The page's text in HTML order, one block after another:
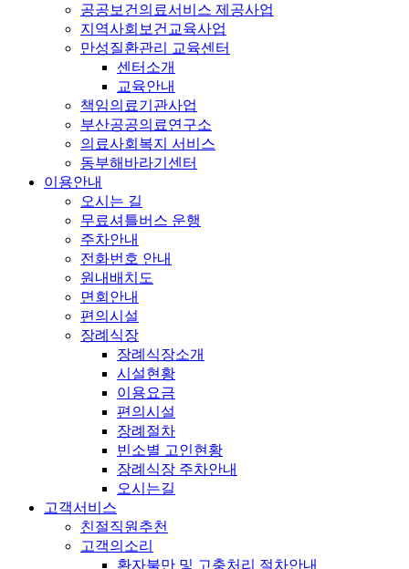
공공보건의료서비스 제공사업
지역사회보건교육사업
만성질환관리 교육센터
센터소개
교육안내
책임의료기관사업
부산공공의료연구소
의료사회복지 서비스
동부해바라기센터
이용안내
오시는 길
무료셔틀버스 운행
주차안내
전화번호 안내
원내배치도
면회안내
편의시설
장례식장
장례식장소개
시설현황
이용요금
편의시설
장례절차
빈소별 고인현황
장례식장 주차안내
오시는길
고객서비스
친절직원추천
고객의소리
환자불만 및 고충처리 절차안내